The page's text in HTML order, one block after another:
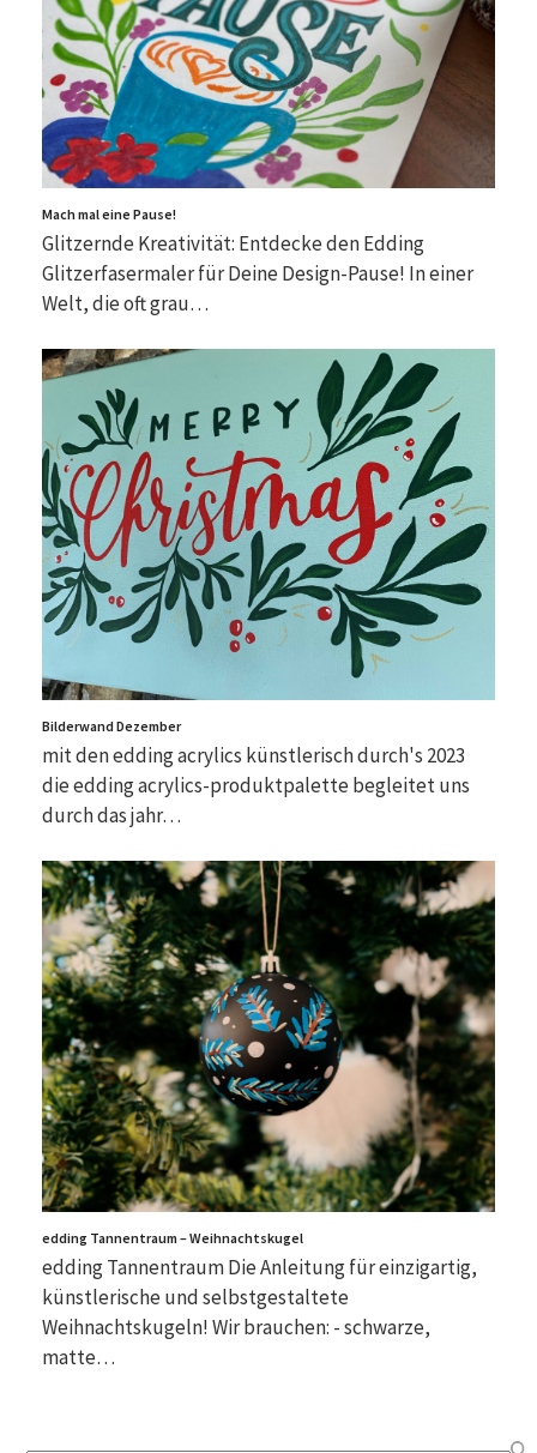
Mach mal eine Pause!
Glitzernde Kreativität: Entdecke den Edding
Glitzerfasermaler für Deine Design-Pause! In einer
Welt, die oft grau…
Bilderwand Dezember
mit den edding acrylics künstlerisch durch's 2023
die edding acrylics-produktpalette begleitet uns
durch das jahr…
edding Tannentraum – Weihnachtskugel
edding Tannentraum Die Anleitung für einzigartig,
künstlerische und selbstgestaltete
Weihnachtskugeln! Wir brauchen: - schwarze,
matte…